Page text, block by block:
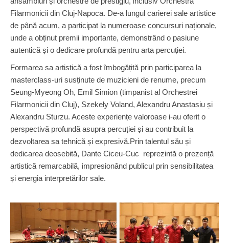
Filarmonicii din Cluj-Napoca. De-a lungul carierei sale artistice
de până acum, a participat la numeroase concursuri naționale,
unde a obținut premii importante, demonstrând o pasiune
autentică și o dedicare profundă pentru arta percuției.
Formarea sa artistică a fost îmbogățită prin participarea la
masterclass-uri susținute de muzicieni de renume, precum
Seung-Myeong Oh, Emil Simion (timpanist al Orchestrei
Filarmonicii din Cluj), Szekely Voland, Alexandru Anastasiu și
Alexandru Sturzu. Aceste experiențe valoroase i-au oferit o
perspectivă profundă asupra percuției și au contribuit la
dezvoltarea sa tehnică și expresivă.Prin talentul său și
dedicarea deosebită, Dante Ciceu-Cuc reprezintă o prezență
artistică remarcabilă, impresionând publicul prin sensibilitatea
și energia interpretărilor sale.